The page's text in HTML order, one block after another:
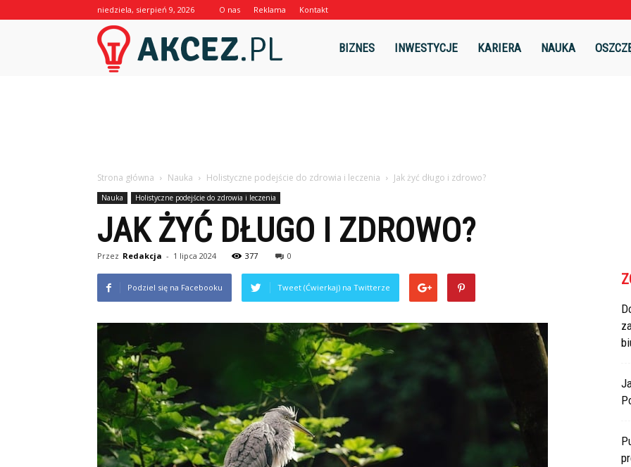
niedziela, sierpień 9, 2026 O nas Reklama Kontakt
BIZNES INWESTYCJE KARIERA NAUKA
Strona główna Nauka Holistyczne podejście do zdrowia i leczenia Jak żyć długo i zdrowo?
Nauka Holistyczne podejście do zdrowia i leczenia
JAK ŻYĆ DŁUGO I ZDROWO?
Przez Redakcja - 1 lipca 2024 377 0
Podziel się na Facebooku Tweet (Ćwierkaj) na Twitterze